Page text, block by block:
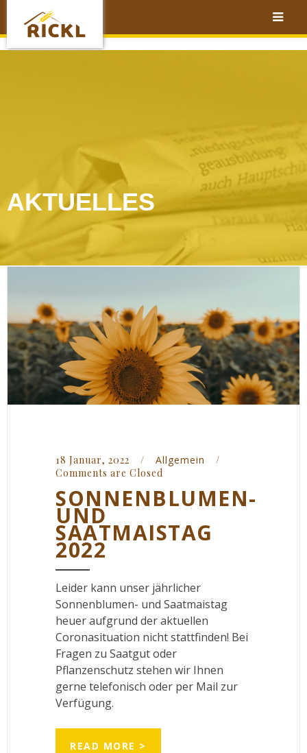
AKTUELLES
18 Januar, 2022 / Allgemein
/
Comments are Closed
SONNENBLUMEN-
UND
SAATMAISTAG
2022
Leider kann unser jährlicher
Sonnenblumen- und Saatmaistag
heuer aufgrund der aktuellen
Coronasituation nicht stattfinden! Bei
Fragen zu Saatgut oder
Pflanzenschutz stehen wir Ihnen
gerne telefonisch oder per Mail zur
Verfügung.
READ MORE >